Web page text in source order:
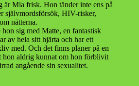
är Mia frisk. Hon tänder inte ens på
självmordsförsök, HIV-risker,
nätterna.
sig med Matte, en fantastisk
av hela sitt hjärta och har ett
med. Och det finns planer på en
hon aldrig kunnat om hon förblivit
angående sin sexualitet.